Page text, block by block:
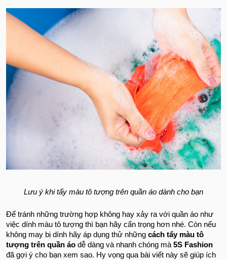
Lưu ý khi tẩy màu tô tượng trên quần áo dành cho bạn
Để tránh những trường hợp không hay xảy ra với quần áo như
việc dính màu tô tượng thì bạn hãy cẩn trọng hơn nhé. Còn nếu
không may bị dính hãy áp dụng thử những cách tẩy màu tô
tượng trên quần áo dễ dàng và nhanh chóng mà 5S Fashion
đã gợi ý cho bạn xem sao. Hy vọng qua bài viết này sẽ giúp ích